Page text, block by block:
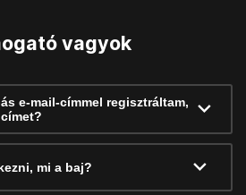
vagyok
e-mail-címmel regisztráltam,
mi a baj?